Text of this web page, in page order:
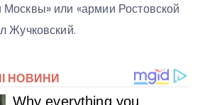
или «армии Ростовской
Жучковский.